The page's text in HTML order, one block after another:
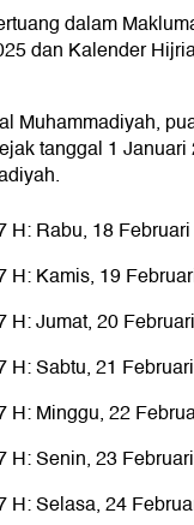
dalam
dan Kalender
Muhammadiyah,
tanggal 1
H: Rabu, 18
H: Kamis, 19
H: Jumat, 20
H: Sabtu, 21
H: Minggu, 22
H: Senin, 23
H: Selasa, 24